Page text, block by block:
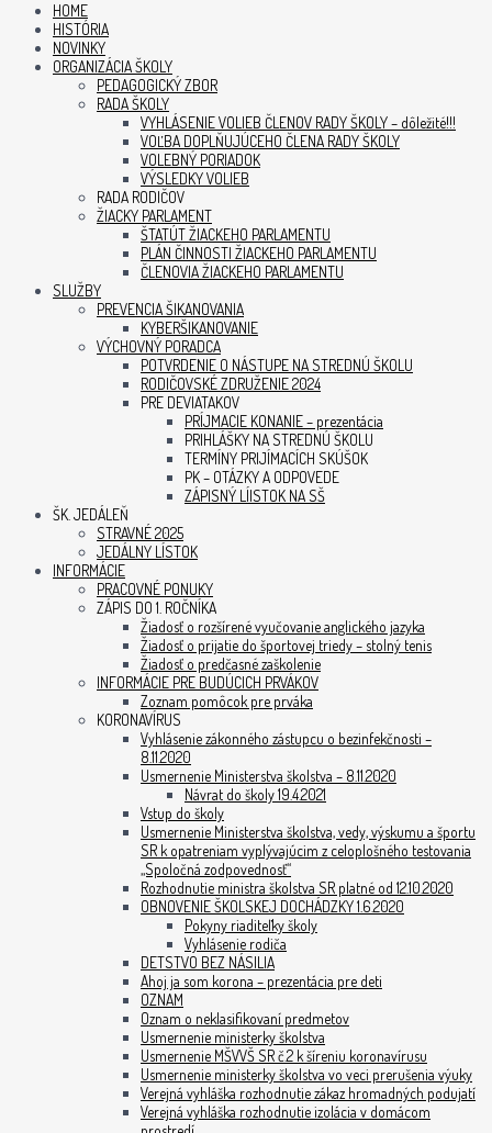
HOME
HISTÓRIA
NOVINKY
ORGANIZÁCIA ŠKOLY
PEDAGOGICKÝ ZBOR
RADA ŠKOLY
VYHLÁSENIE VOLIEB ČLENOV RADY ŠKOLY – dôležité!!!
VOĽBA DOPLŇUJÚCEHO ČLENA RADY ŠKOLY
VOLEBNÝ PORIADOK
VÝSLEDKY VOLIEB
RADA RODIČOV
ŽIACKY PARLAMENT
ŠTATÚT ŽIACKEHO PARLAMENTU
PLÁN ČINNOSTI ŽIACKEHO PARLAMENTU
ČLENOVIA ŽIACKEHO PARLAMENTU
SLUŽBY
PREVENCIA ŠIKANOVANIA
KYBERŠIKANOVANIE
VÝCHOVNÝ PORADCA
POTVRDENIE O NÁSTUPE NA STREDNÚ ŠKOLU
RODIČOVSKÉ ZDRUŽENIE 2024
PRE DEVIATAKOV
PRÍJMACIE KONANIE – prezentácia
PRIHLÁŠKY NA STREDNÚ ŠKOLU
TERMÍNY PRIJÍMACÍCH SKÚŠOK
PK – OTÁZKY A ODPOVEDE
ZÁPISNÝ LÍISTOK NA SŠ
ŠK. JEDÁLEŇ
STRAVNÉ 2025
JEDÁLNY LÍSTOK
INFORMÁCIE
PRACOVNÉ PONUKY
ZÁPIS DO 1. ROČNÍKA
Žiadosť o rozšírené vyučovanie anglického jazyka
Žiadosť o prijatie do športovej triedy – stolný tenis
Žiadosť o predčasné zaškolenie
INFORMÁCIE PRE BUDÚCICH PRVÁKOV
Zoznam pomôcok pre prváka
KORONAVÍRUS
Vyhlásenie zákonného zástupcu o bezinfekčnosti –
8.11.2020
Usmernenie Ministerstva školstva – 8.11.2020
Návrat do školy 19.4.2021
Vstup do školy
Usmernenie Ministerstva školstva, vedy, výskumu a športu
SR k opatreniam vyplývajúcim z celoplošného testovania
„Spoločná zodpovednosť“
Rozhodnutie ministra školstva SR platné od 12.10.2020
OBNOVENIE ŠKOLSKEJ DOCHÁDZKY 1.6.2020
Pokyny riaditeľky školy
Vyhlásenie rodiča
DETSTVO BEZ NÁSILIA
Ahoj ja som korona – prezentácia pre deti
OZNAM
Oznam o neklasifikovaní predmetov
Usmernenie ministerky školstva
Usmernenie MŠVVŠ SR č.2 k šíreniu koronavírusu
Usmernenie ministerky školstva vo veci prerušenia výuky
Verejná vyhláška rozhodnutie zákaz hromadných podujatí
Verejná vyhláška rozhodnutie izolácia v domácom